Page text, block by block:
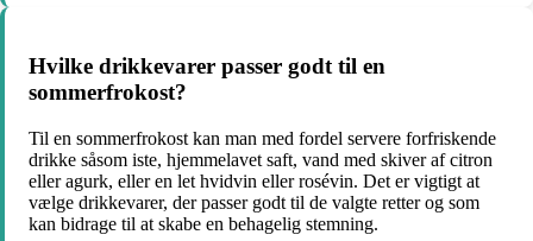
Hvilke drikkevarer passer godt til en
sommerfrokost?
Til en sommerfrokost kan man med fordel servere forfriskende
drikke såsom iste, hjemmelavet saft, vand med skiver af citron
eller agurk, eller en let hvidvin eller rosévin. Det er vigtigt at
vælge drikkevarer, der passer godt til de valgte retter og som
kan bidrage til at skabe en behagelig stemning.